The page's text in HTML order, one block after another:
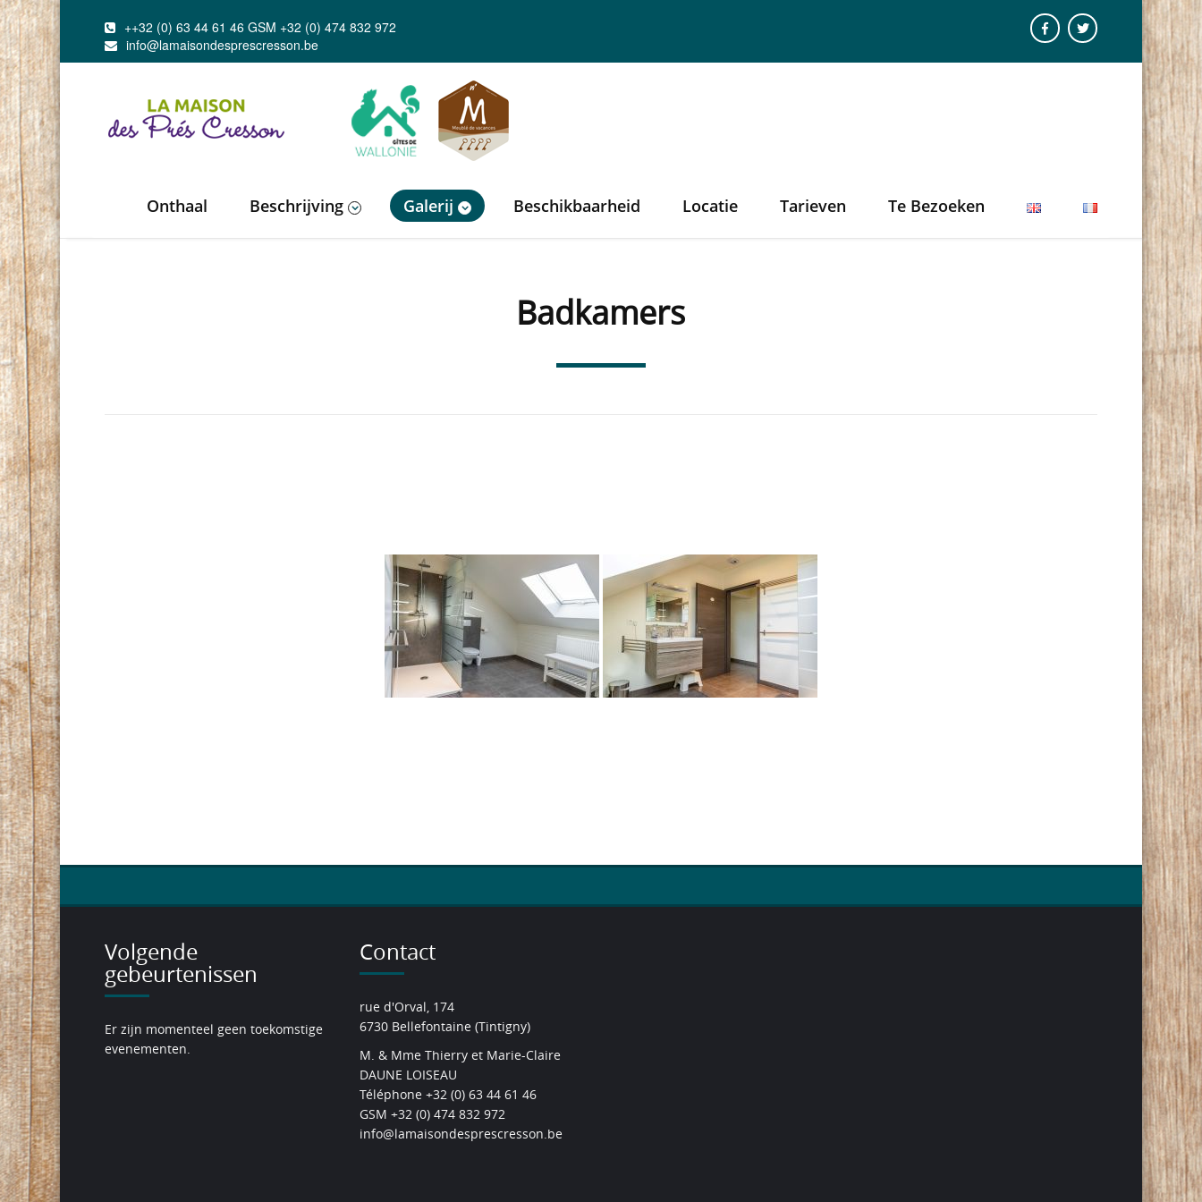
++32 (0) 63 44 61 46 GSM +32 (0) 474 832 972
info@lamaisondesprescresson.be
Onthaal Beschrijving Galerij Beschikbaarheid Locatie Tarieven Te Bezoeken
Badkamers
Volgende
gebeurtenissen
Er zijn momenteel geen toekomstige
evenementen.
Contact
rue d'Orval, 174
6730 Bellefontaine (Tintigny)
M. & Mme Thierry et Marie-Claire
DAUNE LOISEAU
Téléphone +32 (0) 63 44 61 46
GSM +32 (0) 474 832 972
info@lamaisondesprescresson.be